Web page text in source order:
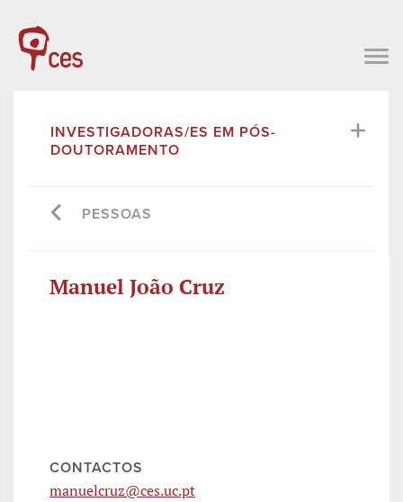
INVESTIGADORAS/ES EM PÓS-
DOUTORAMENTO
PESSOAS
Manuel João Cruz
CONTACTOS
manuelcruz@ces.uc.pt